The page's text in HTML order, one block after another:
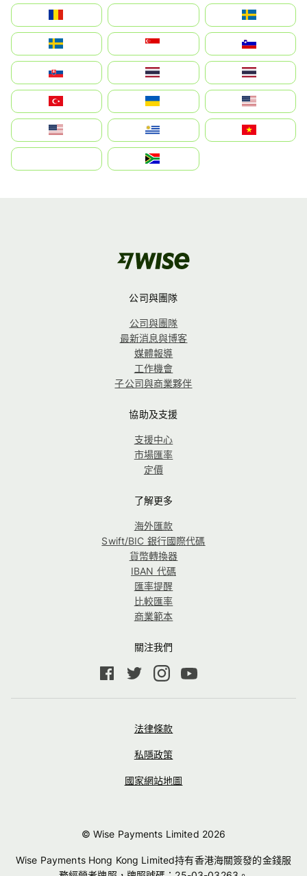
România
На русском
Sweden
Sverige
Singapore
Slovenija
Slovensko
Thailand
ไทย
Türkiye
Україна
United States
Estados Unidos
Uruguay
Việt Nam
بالعربية
South Africa
公司與團隊
公司與團隊
最新消息與博客
媒體報導
工作機會
子公司與商業夥伴
協助及支援
支援中心
市場匯率
定價
了解更多
海外匯款
Swift/BIC 銀行國際代碼
貨幣轉換器
IBAN 代碼
匯率提醒
比較匯率
商業範本
關注我們
法律條款
私隱政策
國家網站地圖
© Wise Payments Limited 2026
Wise Payments Hong Kong Limited持有香港海關簽發的金錢服